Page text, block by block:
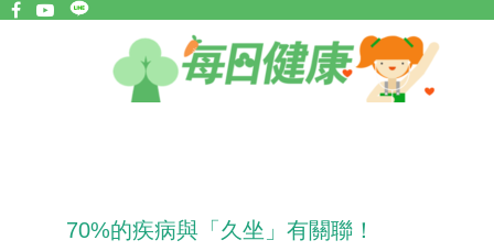
70%的疾病與「久坐」有關聯！